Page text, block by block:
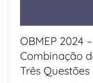
OBMEP 2024
Combinação
Três Questões